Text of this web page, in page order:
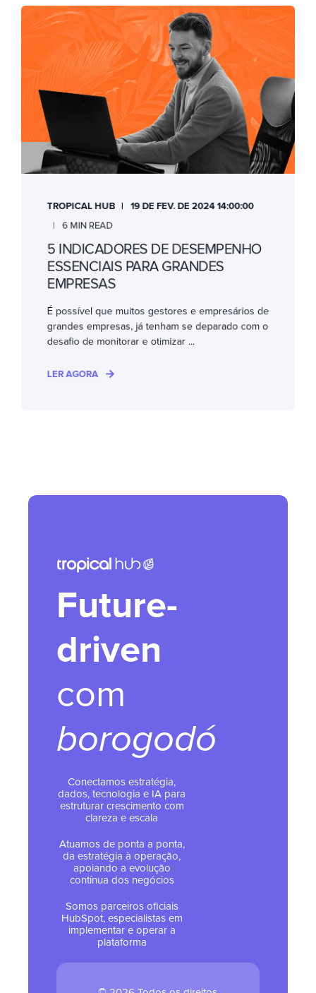
TROPICAL HUB
19 DE FEV. DE 2024 14:00:00
6 MIN READ
5 INDICADORES DE DESEMPENHO
ESSENCIAIS PARA GRANDES
EMPRESAS
É possível que muitos gestores e empresários de
grandes empresas, já tenham se deparado com o
desafio de monitorar e otimizar ...
LER AGORA
Future-
driven
com
borogodó
Conectamos estratégia,
dados, tecnologia e IA para
estruturar crescimento com
clareza e escala
Atuamos de ponta a ponta,
da estratégia à operação,
apoiando a evolução
contínua dos negócios
Somos parceiros oficiais
HubSpot, especialistas em
implementar e operar a
plataforma